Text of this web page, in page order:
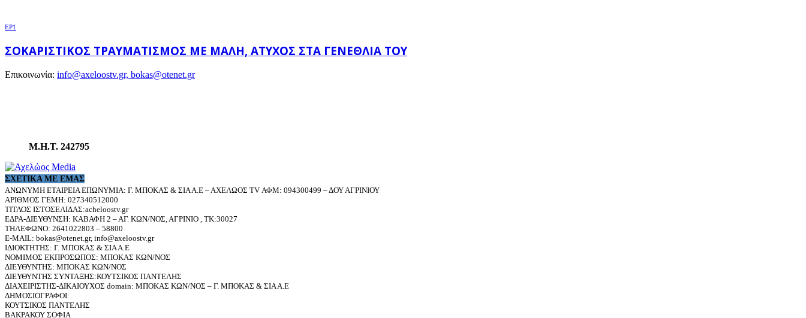
EP1
ΣΟΚΑΡΙΣΤΙΚΌΣ ΤΡΑΥΜΑΤΙΣΜΌΣ ΜΕ ΜΑΛΉ, ΆΤΥΧΟΣ ΣΤΑ ΓΕΝΈΘΛΙΆ ΤΟΥ
Επικοινωνία: info@axeloostv.gr, bokas@otenet.gr
Μ.Η.Τ. 242795
ΣΧΕΤΙΚΆ ΜΕ ΕΜΆΣ
ΑΝΩΝΥΜΗ ΕΤΑΙΡΕΙΑ ΕΠΩΝΥΜΙΑ: Γ. ΜΠΟΚΑΣ & ΣΙΑ Α.Ε – ΑΧΕΛΩΟΣ TV ΑΦΜ: 094300499 – ΔΟΥ ΑΓΡΙΝΙΟΥ
ΑΡΙΘΜΟΣ ΓΕΜΗ: 027340512000
ΤΙΤΛΟΣ ΙΣΤΟΣΕΛΙΔΑΣ:acheloostv.gr
ΕΔΡΑ-ΔΙΕΥΘΥΝΣΗ: ΚΑΒΑΦΗ 2 – ΑΓ. ΚΩΝ/ΝΟΣ, ΑΓΡΙΝΙΟ , ΤΚ:30027
ΤΗΛΕΦΩΝΟ: 2641022803 – 58800
E-MAIL: bokas@otenet.gr, info@axeloostv.gr
ΙΔΙΟΚΤΗΤΗΣ: Γ. ΜΠΟΚΑΣ & ΣΙΑ Α.Ε
ΝΟΜΙΜΟΣ ΕΚΠΡΟΣΩΠΟΣ: ΜΠΟΚΑΣ ΚΩΝ/ΝΟΣ
ΔΙΕΥΘΥΝΤΗΣ: ΜΠΟΚΑΣ ΚΩΝ/ΝΟΣ
ΔΙΕΥΘΥΝΤΗΣ ΣΥΝΤΑΞΗΣ:ΚΟΥΤΣΙΚΟΣ ΠΑΝΤΕΛΗΣ
ΔΙΑΧΕΙΡΙΣΤΗΣ-ΔΙΚΑΙΟΥΧΟΣ domain: ΜΠΟΚΑΣ ΚΩΝ/ΝΟΣ – Γ. ΜΠΟΚΑΣ & ΣΙΑ Α.Ε
ΔΗΜΟΣΙΟΓΡΑΦΟΙ:
ΚΟΥΤΣΙΚΟΣ ΠΑΝΤΕΛΗΣ
ΒΑΚΡΑΚΟΥ ΣΟΦΙΑ